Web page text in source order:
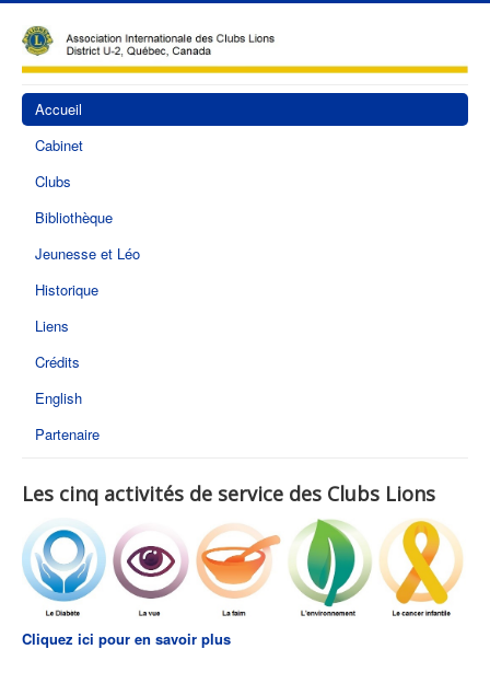
Accueil
Cabinet
Clubs
Bibliothèque
Jeunesse et Léo
Historique
Liens
Crédits
English
Partenaire
Les cinq activités de service des Clubs Lions
Cliquez ici pour en savoir plus